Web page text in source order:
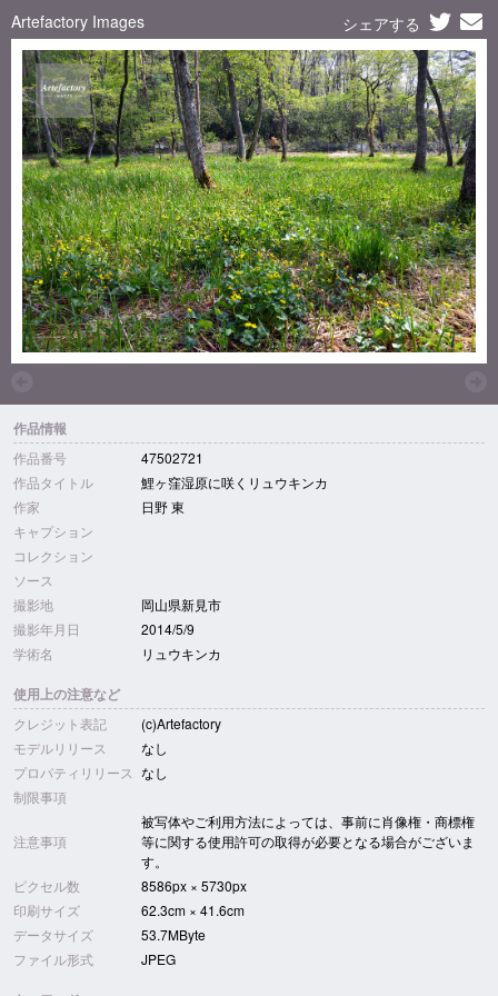
Artefactory Images シェアする
作品情報
作品番号
47502721
作品タイトル
鯉ヶ窪湿原に咲くリュウキンカ
作家
日野 東
キャプション
コレクション
ソース
撮影地
岡山県新見市
撮影年月日
2014/5/9
学術名
リュウキンカ
使用上の注意など
クレジット表記
(c)Artefactory
モデルリリース
なし
プロパティリリース なし
制限事項
注意事項
被写体やご利用方法によっては、事前に肖像権・商標権
等に関する使用許可の取得が必要となる場合がございま
す。
ピクセル数
8586px × 5730px
印刷サイズ
62.3cm × 41.6cm
データサイズ
53.7MByte
ファイル形式
JPEG